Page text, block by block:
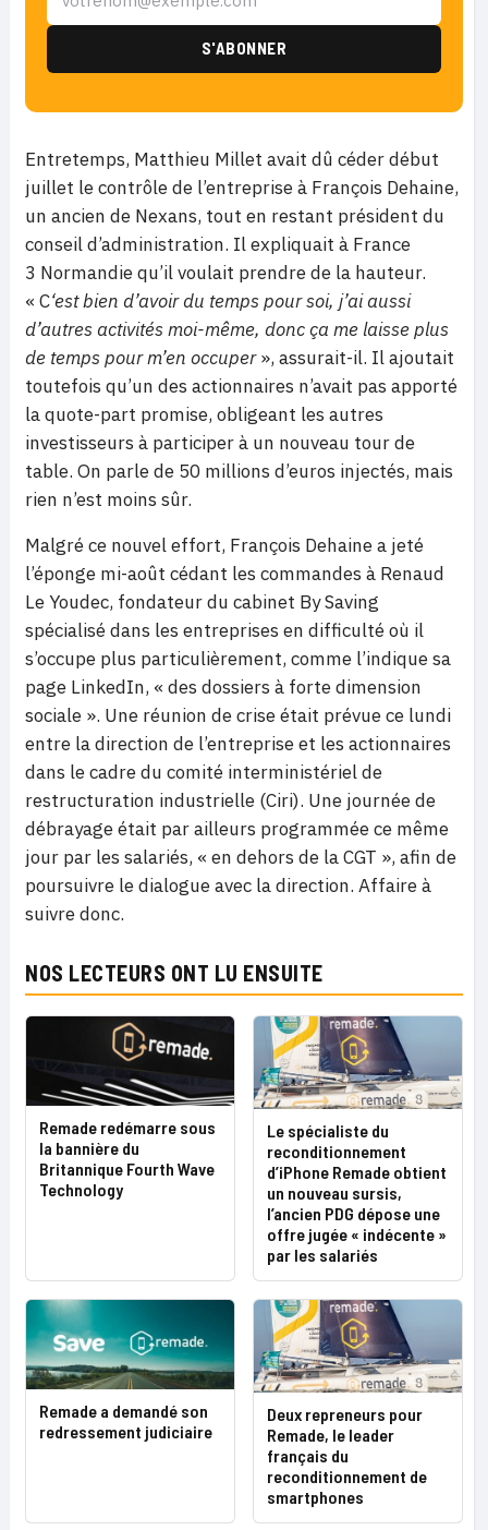
Entretemps, Matthieu Millet avait dû céder début
juillet le contrôle de l’entreprise à François Dehaine,
un ancien de Nexans, tout en restant président du
conseil d’administration. Il expliquait à France
3 Normandie qu’il voulait prendre de la hauteur.
« C‘est bien d’avoir du temps pour soi, j’ai aussi
d’autres activités moi-même, donc ça me laisse plus
de temps pour m’en occuper», assurait-il. Il ajoutait
toutefois qu’un des actionnaires n’avait pas apporté
la quote-part promise, obligeant les autres
investisseurs à participer à un nouveau tour de
table. On parle de 50 millions d’euros injectés, mais
rien n’est moins sûr.
Malgré ce nouvel effort, François Dehaine a jeté
l’éponge mi-août cédant les commandes à Renaud
Le Youdec, fondateur du cabinet By Saving
spécialisé dans les entreprises en difficulté où il
s’occupe plus particulièrement, comme l’indique sa
page LinkedIn, « des dossiers à forte dimension
sociale ». Une réunion de crise était prévue ce lundi
entre la direction de l’entreprise et les actionnaires
dans le cadre du comité interministériel de
restructuration industrielle (Ciri). Une journée de
débrayage était par ailleurs programmée ce même
jour par les salariés, « en dehors de la CGT », afin de
poursuivre le dialogue avec la direction. Affaire à
suivre donc.
NOS LECTEURS ONT LU ENSUITE
Remade redémarre sous
la bannière du
Britannique Fourth Wave
Technology
Le spécialiste du
reconditionnement
d’iPhone Remade obtient
un nouveau sursis,
l’ancien PDG dépose une
offre jugée « indécente »
par les salariés
Remade a demandé son
redressement judiciaire
Deux repreneurs pour
Remade, le leader
français du
reconditionnement de
smartphones